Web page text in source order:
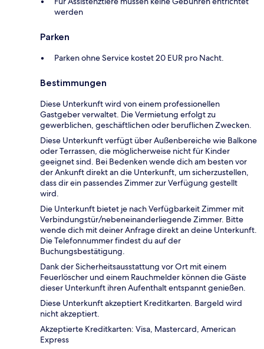
werden
Parken
Parken ohne Service kostet 20 EUR pro Nacht.
Bestimmungen
Diese Unterkunft wird von einem professionellen
Gastgeber verwaltet. Die Vermietung erfolgt zu
gewerblichen, geschäftlichen oder beruflichen Zwecken.
Diese Unterkunft verfügt über Außenbereiche wie Balkone
oder Terrassen, die möglicherweise nicht für Kinder
geeignet sind. Bei Bedenken wende dich am besten vor
der Ankunft direkt an die Unterkunft, um sicherzustellen,
dass dir ein passendes Zimmer zur Verfügung gestellt
wird.
Die Unterkunft bietet je nach Verfügbarkeit Zimmer mit
Verbindungstür/nebeneinanderliegende Zimmer. Bitte
wende dich mit deiner Anfrage direkt an deine Unterkunft.
Die Telefonnummer findest du auf der
Buchungsbestätigung.
Dank der Sicherheitsausstattung vor Ort mit einem
Feuerlöscher und einem Rauchmelder können die Gäste
dieser Unterkunft ihren Aufenthalt entspannt genießen.
Diese Unterkunft akzeptiert Kreditkarten. Bargeld wird
nicht akzeptiert.
Akzeptierte Kreditkarten: Visa, Mastercard, American
Express